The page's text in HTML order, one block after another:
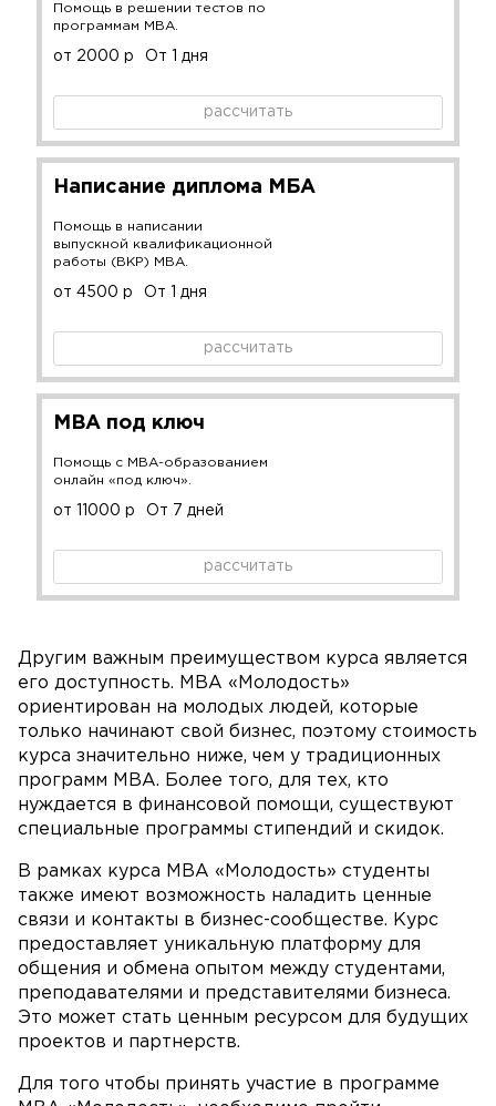
Помощь в решении тестов по
программам MBA.
от 2000 р От 1 дня
рассчитать
Написание диплома МБА
Помощь в написании
выпускной квалификационной
работы (ВКР) MBA.
от 4500 р От 1 дня
рассчитать
MBA под ключ
Помощь с MBA-образованием
онлайн «под ключ».
от 11000 р От 7 дней
рассчитать
Другим важным преимуществом курса является
его доступность. MBA «Молодость»
ориентирован на молодых людей, которые
только начинают свой бизнес, поэтому стоимость
курса значительно ниже, чем у традиционных
программ MBA. Более того, для тех, кто
нуждается в финансовой помощи, существуют
специальные программы стипендий и скидок.
В рамках курса MBA «Молодость» студенты
также имеют возможность наладить ценные
связи и контакты в бизнес-сообществе. Курс
предоставляет уникальную платформу для
общения и обмена опытом между студентами,
преподавателями и представителями бизнеса.
Это может стать ценным ресурсом для будущих
проектов и партнерств.
Для того чтобы принять участие в программе